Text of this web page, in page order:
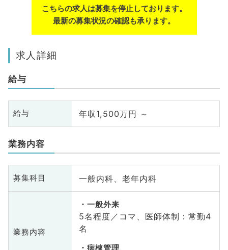
こちらの求人は募集を停止しております。
最新の募集状況の確認も承ります。
求人詳細
給与
給与 年収1,500万円 ～
業務内容
募集科目 一般内科、老年内科
業務内容
一般外来
5名程度／コマ、医師体制：常勤4
名
病棟管理